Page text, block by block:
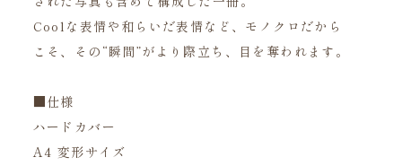
Coolな表情や和らいだ表情など、モノクロだから
こそ、その“瞬間”がより際立ち、目を奪われます。
■仕様
ハードカバー
A4 変形サイズ